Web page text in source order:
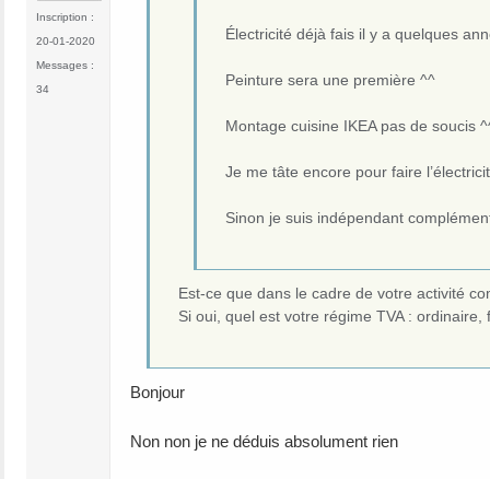
Inscription :
20-01-2020
Messages :
34
Électricité déjà fais il y a quelques
Peinture sera une première ^^
Montage cuisine IKEA pas de soucis
Je me tâte encore pour faire
Sinon je suis indépendant
Est-ce que dans le cadre de votre activité
Si oui, quel est votre régime TVA : ordinaire,
Bonjour
Non non je ne déduis absolument rien